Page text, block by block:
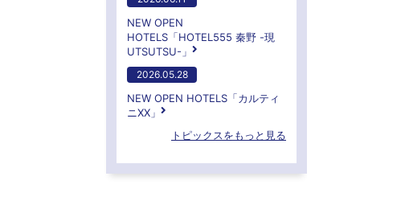
NEW OPEN
HOTELS「HOTEL555 秦野 -現
UTSUTSU-」
2026.05.28
NEW OPEN HOTELS「カルティ
ニXX」
トピックスをもっと見る